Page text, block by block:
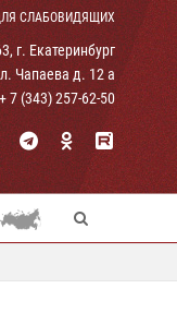
СЛАБОВИДЯЩИХ
г. Екатеринбург
Чапаева д. 12 а
+ 7 (343) 257-62-50